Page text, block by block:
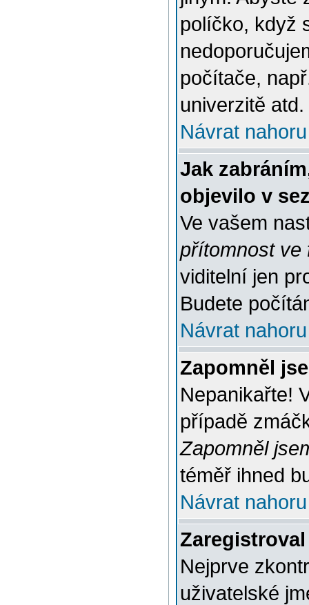
políčko, když
počítače,
univerzitě atd.
Návrat nahoru
Jak
objevilo v
Ve vašem
přítomnost ve
viditelní jen
Budete
Návrat nahoru
Zapomněl
Nepanikařte!
případě
Zapomněl
téměř ihned
Návrat nahoru
Nejprve
uživatelské